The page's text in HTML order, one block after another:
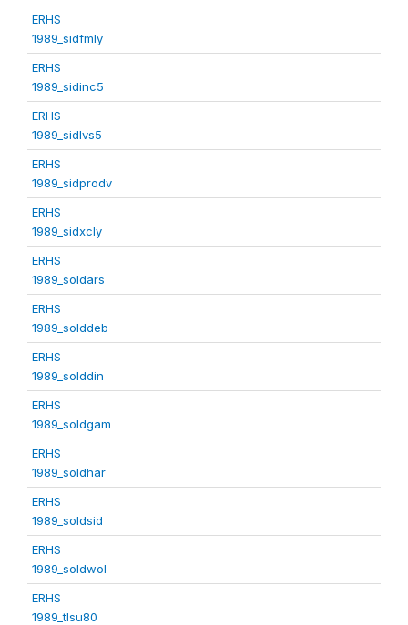
ERHS
1989_sidfmly
ERHS
1989_sidinc5
ERHS
1989_sidlvs5
ERHS
1989_sidprodv
ERHS
1989_sidxcly
ERHS
1989_soldars
ERHS
1989_solddeb
ERHS
1989_solddin
ERHS
1989_soldgam
ERHS
1989_soldhar
ERHS
1989_soldsid
ERHS
1989_soldwol
ERHS
1989_tlsu80